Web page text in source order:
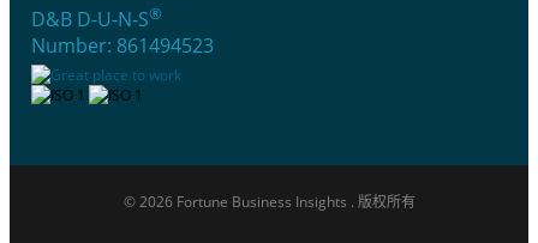
D&B D-U-N-S®
Number: 861494523
© 2026 Fortune Business Insights . 版权所有